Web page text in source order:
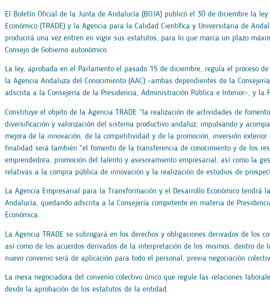
El Boletín Oficial de la Junta de Andalucía (BOJA) publicó el 30 de diciembre la
Económico (TRADE) y la Agencia para la Calidad Científica y Universitaria de
producirá una vez entren en vigor sus estatutos, para lo que marca un plazo
Consejo de Gobierno autonómico.
La ley, aprobada en el Parlamento el pasado 15 de diciembre, regula el proceso
la Agencia Andaluza del Conocimiento (AAC) –ambas dependientes de la
adscrita a la Consejería de la Presidencia, Administración Pública e Interior–, y la
Constituye el objeto de la Agencia TRADE “la realización de actividades de
diversificación y valorización del sistema productivo andaluz, impulsando y
mejora de la innovación, de la competitividad y de la promoción, inversión
finalidad será también “el fomento de la transferencia de conocimiento y de los
emprendedora, promoción del talento y asesoramiento empresarial, así como la
relativas a la compra pública de innovación y la realización de estudios de
La Agencia Empresarial para la Transformación y el Desarrollo Económico
Andalucía, quedando adscrita a la Consejería competente en materia de
Económica.
La Agencia TRADE se subrogará en los derechos y obligaciones derivados de los
así como de los acuerdos derivados de la interpretación de los mismos, dentro
nuevo convenio será de aplicación para todo el personal, previa negociación
La mesa negociadora del convenio colectivo único que regule las relaciones
desde la aprobación de los estatutos de la entidad.